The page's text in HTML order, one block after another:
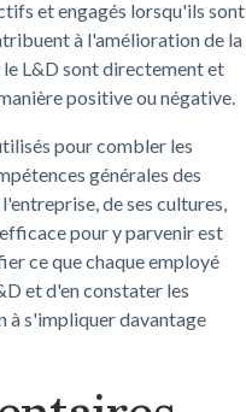
et engagés lorsqu'ils sont
à l'amélioration de la
L&D sont directement et
positive ou négative.
pour combler les
générales des
de ses cultures,
pour y parvenir est
ce que chaque employé
et d'en constater les
à s'impliquer davantage